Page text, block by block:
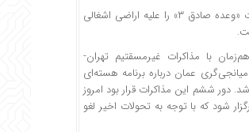
ایران عملیات «وعده صادق ۳» را علیه اراضی اشغالی
با مذاکرات غیرمسقتیم تهران-
عمان درباره برنامه هسته‌ای
شد. دور ششم این مذاکرات قرار بود امروز
شود که با توجه به تحولات اخیر لغو